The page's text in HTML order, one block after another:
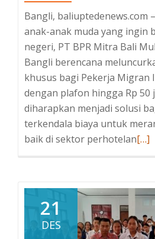
Bangli, baliuptedenews.com
anak-anak muda yang ingin
negeri, PT BPR Mitra Bali
Bangli berencana
khusus bagi Pekerja Migran
dengan plafon hingga Rp 50
diharapkan menjadi solusi
terkendala biaya untuk
baik di sektor perhotelanBaca
PMI
[…]
21
DES